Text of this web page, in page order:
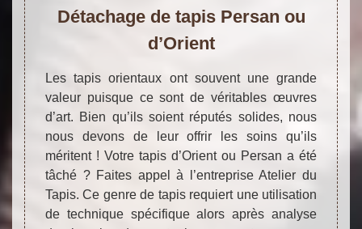
Détachage de tapis Persan ou
d’Orient
Les tapis orientaux ont souvent une grande
valeur puisque ce sont de véritables œuvres
d’art. Bien qu’ils soient réputés solides, nous
nous devons de leur offrir les soins qu’ils
méritent ! Votre tapis d’Orient ou Persan a été
tâché ? Faites appel à l’entreprise Atelier du
Tapis. Ce genre de tapis requiert une utilisation
de technique spécifique alors après analyse